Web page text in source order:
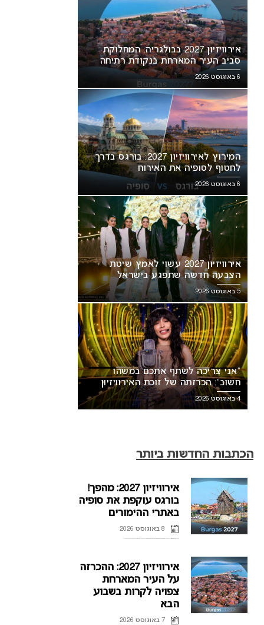
אירוויזיון 2027 בבולגריה: המחלוקת
סביב העיר המארחת בנקודת רתיחה
6 באוגוסט 2026
המירוץ לאירוויזיון 2027: בורגס בדרך
לחטוף לסופיה את האירוח
6 באוגוסט 2026
אירוויזיון 2027 עשוי לאמץ שיטת
הצבעה חדשה שתפגע בישראל
5 באוגוסט 2026
“אני צריכה לשתף אתכם במשהו
חשוב”: הכרזתה של זוכת האירוויזיון
מסעירה את הרשת
4 באוגוסט 2026
הכתבות החדשות ביותר
אירוויזיון 2027: מהפך!
בורגס עוקפת את סופיה
באתרי ההימורים
8 באוגוסט 2026
אירוויזיון 2027: ההכרזה
על העיר המארחת
צפויה לקרות בשבוע
הבא
7 באוגוסט 2026